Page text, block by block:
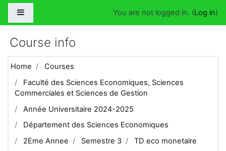
Skip to main content
You are not logged in. (Log in)
Course info
Home
Courses
Faculté des Sciences Economiques, Sciences
Commerciales et Sciences de Gestion
Année Universitaire 2024-2025
Département des Sciences Economiques
2Eme Annee
Semestre 3
TD eco monetaire